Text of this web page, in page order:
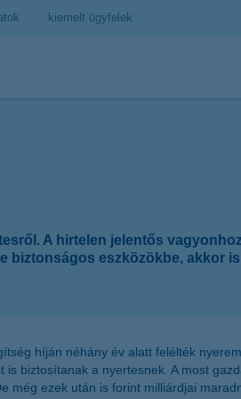
kiemelt ügyfelek
A hirtelen jelentős
eszközökbe, akkor
híján néhány év alatt felélték
biztosítanak a nyertesnek. A most
ezek után is forint milliárdjai